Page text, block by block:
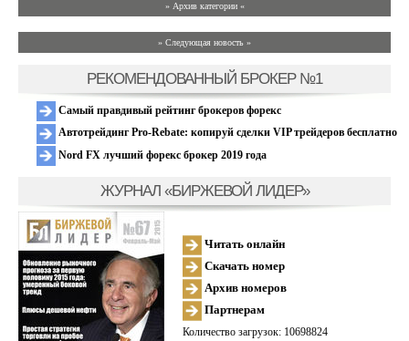
» Архив категории «
» Следующая новость »
РЕКОМЕНДОВАННЫЙ БРОКЕР №1
Самый правдивый рейтинг брокеров форекс
Автотрейдинг Pro-Rebate: копируй сделки VIP трейдеров бесплатно
Nord FX лучший форекс брокер 2019 года
ЖУРНАЛ «БИРЖЕВОЙ ЛИДЕР»
Читать онлайн
Скачать номер
Архив номеров
Партнерам
Количество загрузок: 10698824